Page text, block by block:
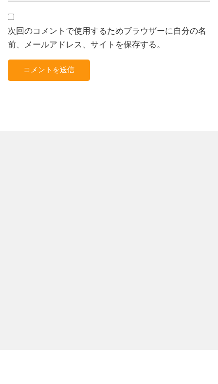
次回のコメントで使用するためブラウザーに自分の名
前、メールアドレス、サイトを保存する。